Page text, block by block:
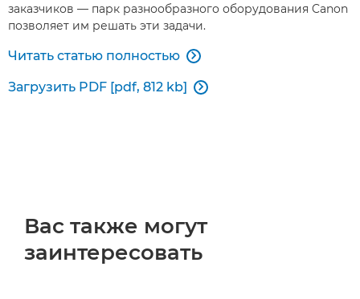
заказчиков — парк разнообразного оборудования Canon
позволяет им решать эти задачи.
Читать статью полностью 
Загрузить PDF [pdf, 812 kb] 
Вас также могут
заинтересовать